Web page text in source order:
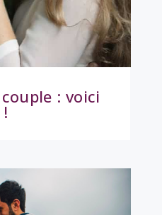
: voici